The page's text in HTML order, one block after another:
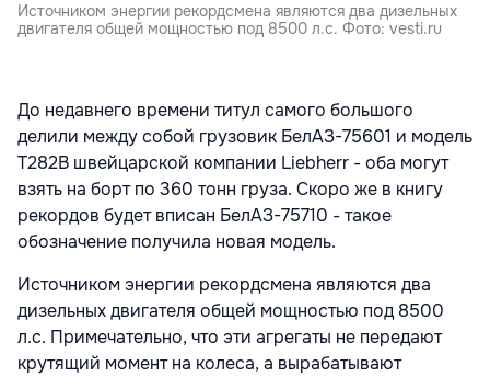
Источником энергии рекордсмена являются два дизельных
двигателя общей мощностью под 8500 л.с. Фото: vesti.ru
До недавнего времени титул самого большого
делили между собой грузовик БелАЗ-75601 и модель
T282B швейцарской компании Liebherr - оба могут
взять на борт по 360 тонн груза. Скоро же в книгу
рекордов будет вписан БелАЗ-75710 - такое
обозначение получила новая модель.
Источником энергии рекордсмена являются два
дизельных двигателя общей мощностью под 8500
л.с. Примечательно, что эти агрегаты не передают
крутящий момент на колеса, а вырабатывают